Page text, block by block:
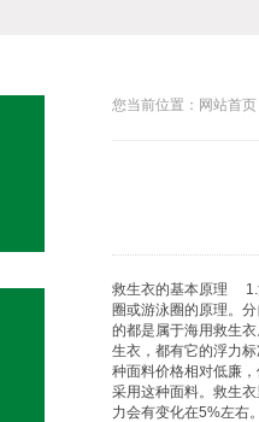
您当前位置：网站首
救生衣的基本原理 1.
圈或游泳圈的原理。
的都是属于海用救生衣
生衣 ，都有它的浮力
种面料价格相对低廉
采用这种面料。 救生衣
力会有变化在5%左右